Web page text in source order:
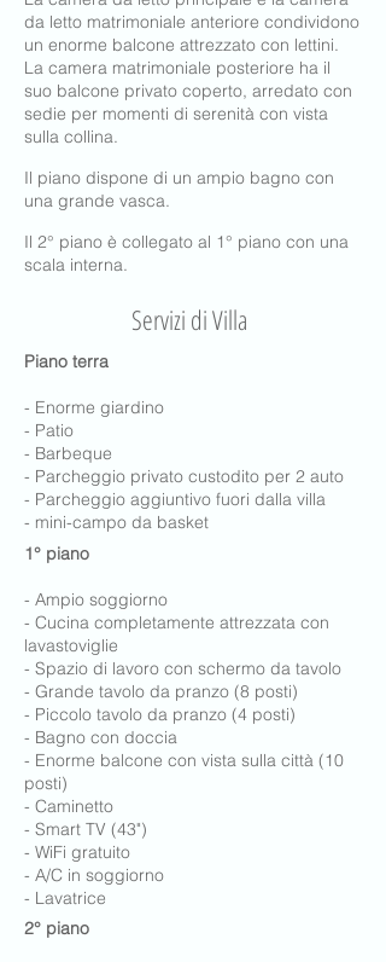
da letto matrimoniale anteriore condividono
un enorme balcone attrezzato con lettini.
La camera matrimoniale posteriore ha il
suo balcone privato coperto, arredato con
sedie per momenti di serenità con vista
sulla collina.
Il piano dispone di un ampio bagno con
una grande vasca.
Il 2° piano è collegato al 1° piano con una
scala interna.
Servizi di Villa
Piano terra
- Enorme giardino
- Patio
- Barbeque
- Parcheggio privato custodito per 2 auto
- Parcheggio aggiuntivo fuori dalla villa
- mini-campo da basket
1° piano
- Ampio soggiorno
- Cucina completamente attrezzata con
lavastoviglie
- Spazio di lavoro con schermo da tavolo
- Grande tavolo da pranzo (8 posti)
- Piccolo tavolo da pranzo (4 posti)
- Bagno con doccia
- Enorme balcone con vista sulla città (10
posti)
- Caminetto
- Smart TV (43")
- WiFi gratuito
- A/C in soggiorno
- Lavatrice
2° piano